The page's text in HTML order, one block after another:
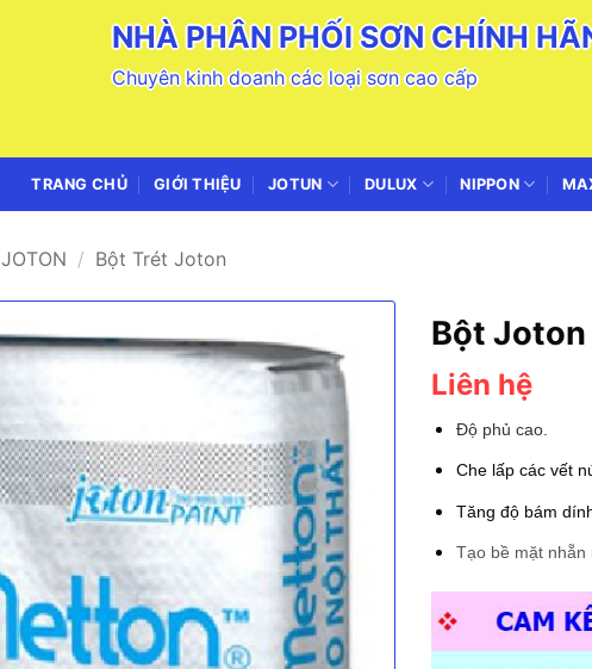
NHÀ PHÂN PHỐI SƠN CHÍNH
Chuyên kinh doanh các loại sơn cao cấp
TRANG CHỦ GIỚI THIỆU JOTUN DULUX NIPPON
JOTON / Bột Trét Joton
Bột
Liên hệ
Độ phủ cao.
Che lấp các vết
Tăng độ bám
Tạo bề mặt nhẵn